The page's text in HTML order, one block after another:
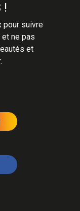
!
pour suivre
ne pas
et